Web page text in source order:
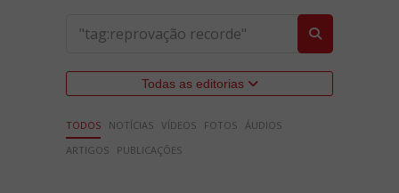
Todas as editorias
TODOS NOTÍCIAS VÍDEOS FOTOS ÁUDIOS
ARTIGOS
PUBLICAÇÕES